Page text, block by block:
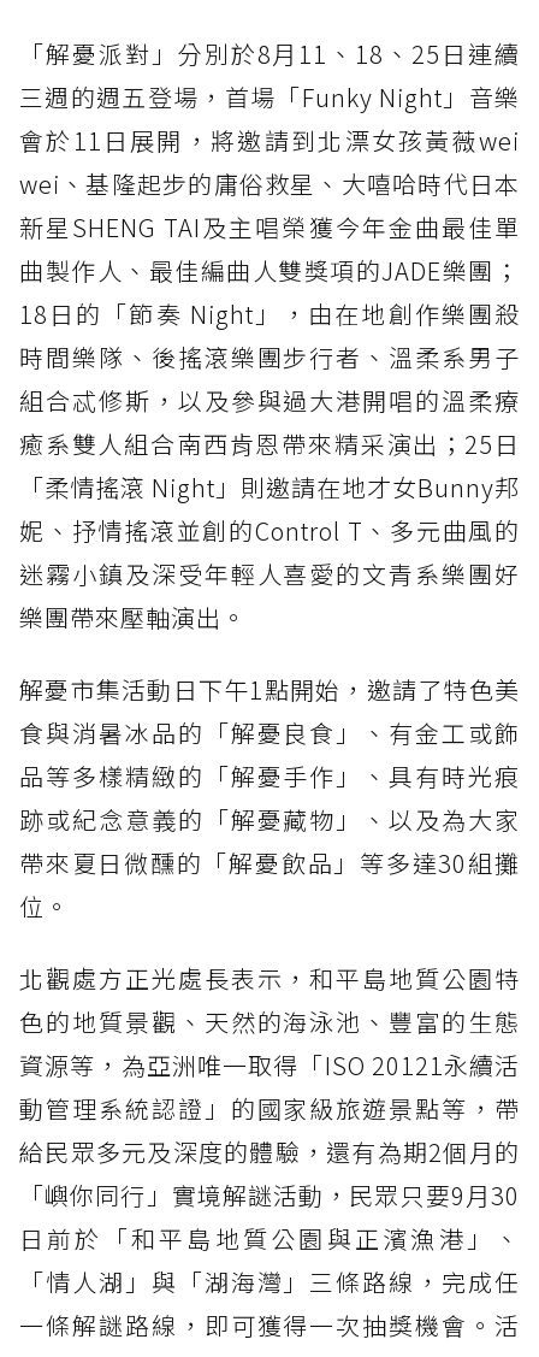
「解憂派對」分別於8月11、18、25日連續
三週的週五登場，首場「Funky Night」音樂
會於11日展開，將邀請到北漂女孩黃薇wei
wei、基隆起步的庸俗救星、大嘻哈時代日本
新星SHENG TAI及主唱榮獲今年金曲最佳單
曲製作人、最佳編曲人雙獎項的JADE樂團；
18日的「節奏 Night」，由在地創作樂團殺
時間樂隊、後搖滾樂團步行者、溫柔系男子
組合忒修斯，以及參與過大港開唱的溫柔療
癒系雙人組合南西肯恩帶來精采演出；25日
「柔情搖滾 Night」則邀請在地才女Bunny邦
妮、抒情搖滾並創的Control T、多元曲風的
迷霧小鎮及深受年輕人喜愛的文青系樂團好
樂團帶來壓軸演出。
解憂市集活動日下午1點開始，邀請了特色美
食與消暑冰品的「解憂良食」、有金工或飾
品等多樣精緻的「解憂手作」、具有時光痕
跡或紀念意義的「解憂藏物」、以及為大家
帶來夏日微醺的「解憂飲品」等多達30組攤
位。
北觀處方正光處長表示，和平島地質公園特
色的地質景觀、天然的海泳池、豐富的生態
資源等，為亞洲唯一取得「ISO 20121永續活
動管理系統認證」的國家級旅遊景點等，帶
給民眾多元及深度的體驗，還有為期2個月的
「嶼你同行」實境解謎活動，民眾只要9月30
日前於「和平島地質公園與正濱漁港」、
「情人湖」與「湖海灣」三條路線，完成任
一條解謎路線，即可獲得一次抽獎機會。活